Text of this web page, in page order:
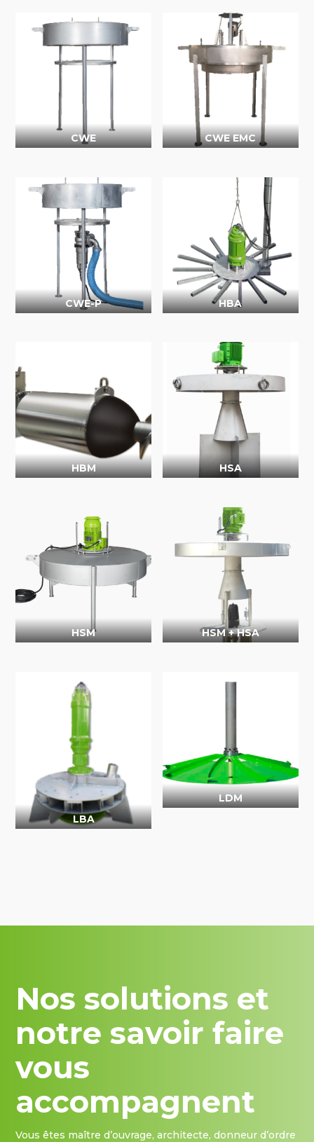
CWE CWE EMC
CWE-P HBA
HBM HSA
HSM HSM + HSA
LBA
LDM
Nos solutions et
notre savoir faire
vous
accompagnent
Vous êtes maître d’ouvrage, architecte, donneur d’ordre